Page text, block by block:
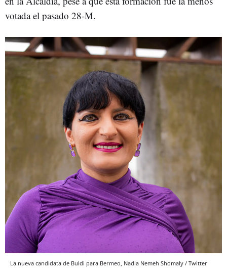
votada el pasado 28-M.
La nueva candidata de Buldi para Bermeo, Nadia Nemeh Shomaly / Twitter